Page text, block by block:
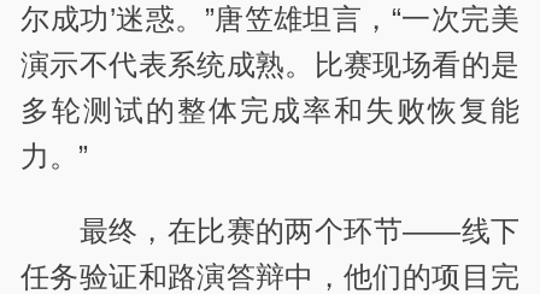
尔成功’迷惑。”唐笠雄坦言，“一次完美
演示不代表系统成熟。比赛现场看的是
多轮测试的整体完成率和失败恢复能
力。”
最终，在比赛的两个环节——线下
任务验证和路演答辩中，他们的项目完